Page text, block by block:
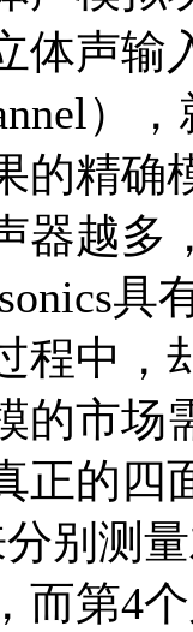
体声输
）
的精确
器越多
具
程中，
的市场
正的四
别测
而第4